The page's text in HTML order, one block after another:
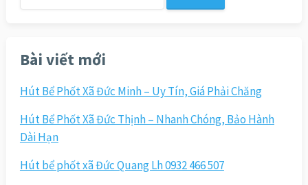
kiếm
Bài viết mới
Hút Bể Phốt Xã Đức Minh – Uy Tín, Giá Phải Chăng
Hút Bể Phốt Xã Đức Thịnh – Nhanh Chóng, Bảo Hành
Dài Hạn
Hút bể phốt xã Đức Quang Lh 0932 466 507